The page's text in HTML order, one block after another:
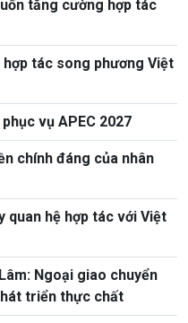
tăng cường hợp tác
tác song phương Việt
vụ APEC 2027
chính đáng của nhân
quan hệ hợp tác với Việt
Ngoại giao chuyển
triển thực chất